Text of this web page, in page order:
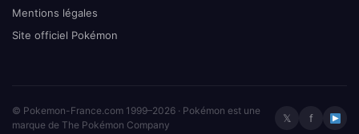
Mentions légales
Site officiel Pokémon
© Pokemon-France.com 1999–2026 · Pokémon est une
marque de The Pokémon Company
𝕏 f